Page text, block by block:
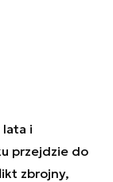
lata i
przejdzie do
zbrojny,